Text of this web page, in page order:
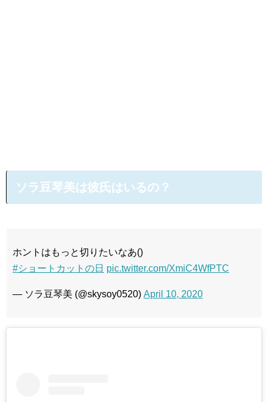
ソラ豆琴美は彼氏はいるの？
ホントはもっと切りたいなあ()
#ショートカットの日 pic.twitter.com/XmiC4WfPTC
— ソラ豆琴美 (@skysoy0520) April 10, 2020